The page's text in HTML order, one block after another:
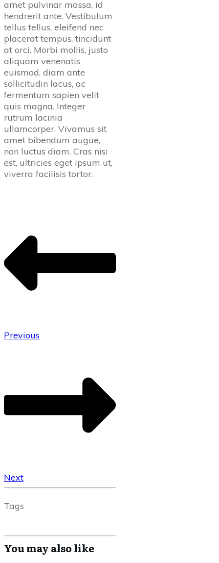
amet pulvinar massa, id
hendrerit ante. Vestibulum
tellus tellus, eleifend nec
placerat tempus, tincidunt
at orci. Morbi mollis, justo
aliquam venenatis
euismod, diam ante
sollicitudin lacus, ac
fermentum sapien velit
quis magna. Integer
rutrum lacinia
ullamcorper. Vivamus sit
amet bibendum augue,
non luctus diam. Cras nisi
est, ultricies eget ipsum ut,
viverra facilisis tortor.
Previous
Next
Tags
You may also like